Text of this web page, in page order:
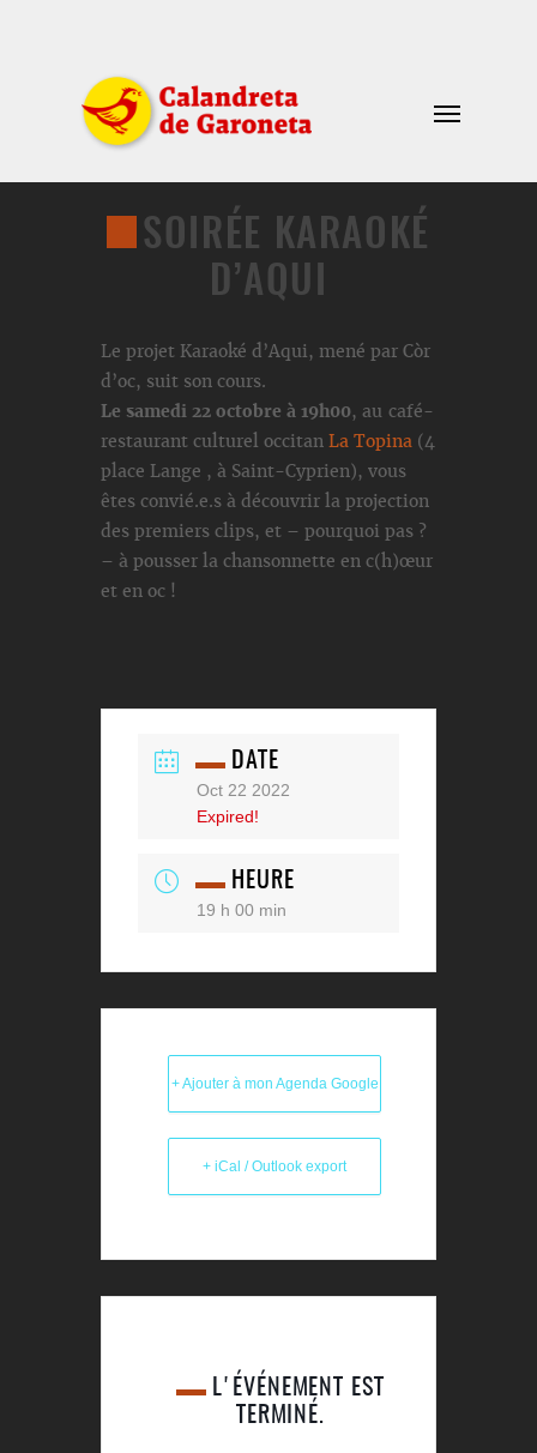
SOIRÉE KARAOKÉ
D’AQUI
Le projet Karaoké d’Aqui, mené par Còr
d’oc, suit son cours.
Le samedi 22 octobre à 19h00, au café-
restaurant culturel occitan La Topina (4
place Lange , à Saint-Cyprien), vous
êtes convié.e.s à découvrir la projection
des premiers clips, et – pourquoi pas ?
– à pousser la chansonnette en c(h)œur
et en oc !
DATE
Oct 22 2022
Expired!
HEURE
19 h 00 min
+ Ajouter à mon Agenda Google
+ iCal / Outlook export
L'ÉVÉNEMENT EST
TERMINÉ.